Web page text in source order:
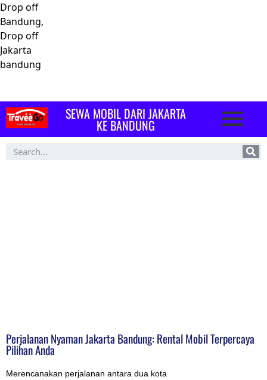
Drop off
Bandung,
Drop off
Jakarta
bandung
SEWA MOBIL DARI JAKARTA
KE BANDUNG
Perjalanan Nyaman Jakarta Bandung: Rental Mobil Terpercaya
Pilihan Anda
Merencanakan perjalanan antara dua kota